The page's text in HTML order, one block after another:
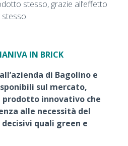
stesso, grazie all’effetto
IN BRICK
di Bagolino e
sul mercato,
prodotto innovativo che
alle necessità del
quali green e